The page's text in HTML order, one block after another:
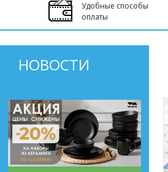
Удобные способы
оплаты
НОВОСТИ